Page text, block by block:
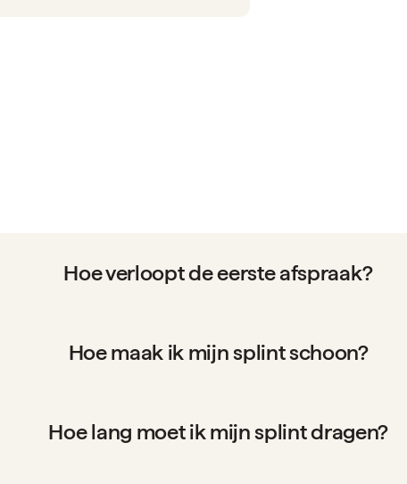
Hoe verloopt de eerste afspraak?
Hoe maak ik mijn splint schoon?
Hoe lang moet ik mijn splint dragen?